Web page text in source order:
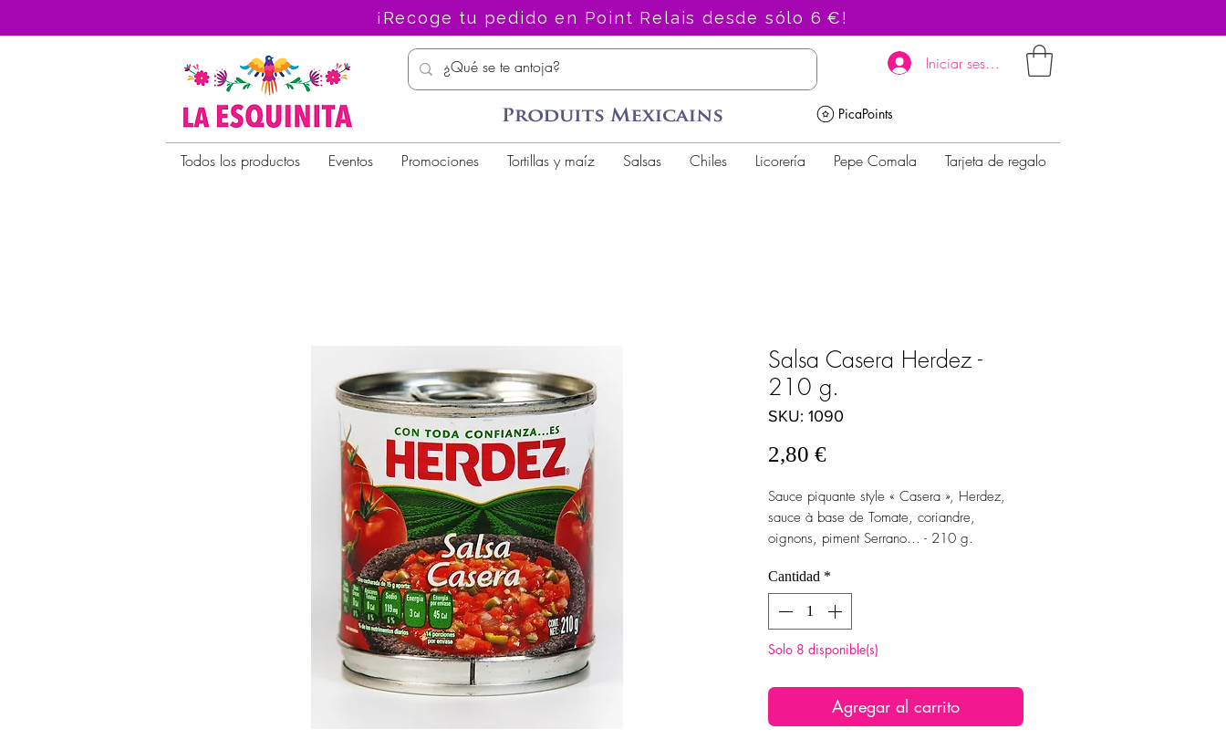
¡Recoge tu pedido en Point Relais desde sólo 6 €!
Iniciar sesión
PicaPoints
Todos los productos Eventos Promociones Tortillas y maíz Salsas Chiles Licorería Pepe Comala Tarjeta de regalo
Salsa Casera Herdez -
210 g.
SKU: 1090
2,80 €Precio
Sauce piquante style « Casera », Herdez,
sauce à base de Tomate, coriandre,
oignons, piment Serrano... - 210 g.
Cantidad *
Solo 8 disponible(s)
Agregar al carrito